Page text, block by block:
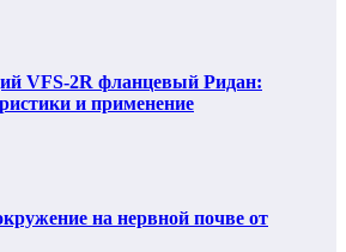
VFS-2R фланцевый Ридан:
и применение
на нервной почве от